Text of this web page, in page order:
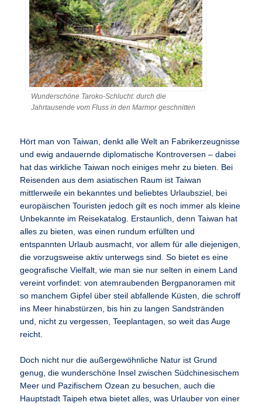
Wunderschöne Taroko-Schlucht: durch die
Jahrtausende vom Fluss in den Marmor geschnitten
Hört man von Taiwan, denkt alle Welt an Fabrikerzeugnisse
und ewig andauernde diplomatische Kontroversen – dabei
hat das wirkliche Taiwan noch einiges mehr zu bieten. Bei
Reisenden aus dem asiatischen Raum ist Taiwan
mittlerweile ein bekanntes und beliebtes Urlaubsziel, bei
europäischen Touristen jedoch gilt es noch immer als kleine
Unbekannte im Reisekatalog. Erstaunlich, denn Taiwan hat
alles zu bieten, was einen rundum erfüllten und
entspannten Urlaub ausmacht, vor allem für alle diejenigen,
die vorzugsweise aktiv unterwegs sind. So bietet es eine
geografische Vielfalt, wie man sie nur selten in einem Land
vereint vorfindet: von atemraubenden Bergpanoramen mit
so manchem Gipfel über steil abfallende Küsten, die schroff
ins Meer hinabstürzen, bis hin zu langen Sandstränden
und, nicht zu vergessen, Teeplantagen, so weit das Auge
reicht.
Doch nicht nur die außergewöhnliche Natur ist Grund
genug, die wunderschöne Insel zwischen Südchinesischem
Meer und Pazifischem Ozean zu besuchen, auch die
Hauptstadt Taipeh etwa bietet alles, was Urlauber von einer